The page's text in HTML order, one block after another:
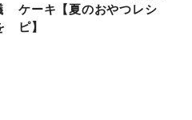
ケーキ【夏のおやつレシ
ピ】